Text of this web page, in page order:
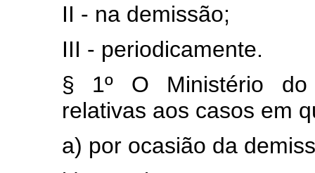
II - na demissão;
III - periodicamente.
§ 1º O Ministério do
relativas aos casos em
a) por ocasião da